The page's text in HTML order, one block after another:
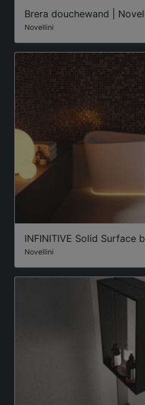
Brera douchewand |
Novellini
INFINITIVE Solid Surface
Novellini